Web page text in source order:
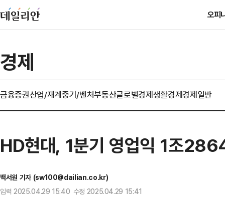
오피
경제
금융증권산업/재계중기/벤처부동산글로벌경제생활경제경제일반
HD현대, 1분기 영업익 1조
백서원 기자 (sw100@dailian.co.kr)
입력 2025.04.29 15:40 수정 2025.04.29 15:41